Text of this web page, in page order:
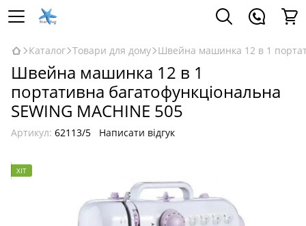
Каталог Товари для дому Швейна машинка 12 в 1
Швейна машинка 12 в 1
портативна багатофункціональна
SEWING MACHINE 505
Артикул: 62113/5 Написати відгук
ХІТ